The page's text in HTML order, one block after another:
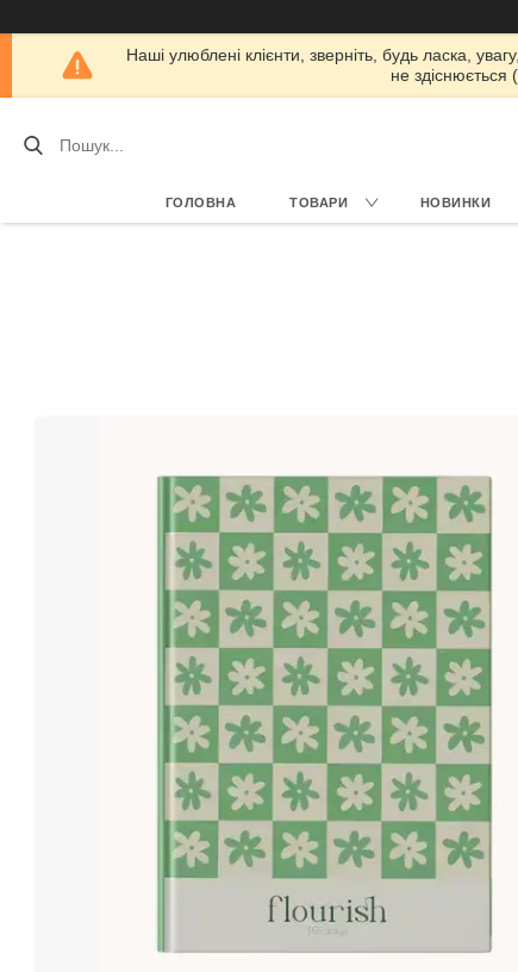
Наші улюблені клієнти, зверніть, будь ласка,
не здіснюється
ГОЛОВНА ТОВАРИ НОВИНКИ